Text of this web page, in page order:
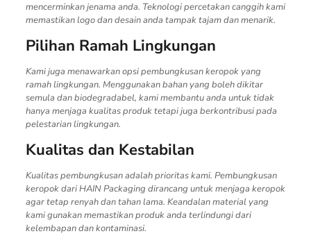
mencerminkan jenama anda. Teknologi percetakan canggih kami
memastikan logo dan desain anda tampak tajam dan menarik.
Pilihan Ramah Lingkungan
Kami juga menawarkan opsi pembungkusan keropok yang
ramah lingkungan. Menggunakan bahan yang boleh dikitar
semula dan biodegradabel, kami membantu anda untuk tidak
hanya menjaga kualitas produk tetapi juga berkontribusi pada
pelestarian lingkungan.
Kualitas dan Kestabilan
Kualitas pembungkusan adalah prioritas kami. Pembungkusan
keropok dari HAIN Packaging dirancang untuk menjaga keropok
agar tetap renyah dan tahan lama. Keandalan material yang
kami gunakan memastikan produk anda terlindungi dari
kelembapan dan kontaminasi.